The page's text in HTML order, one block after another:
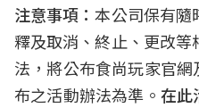
注意事項：本公司保有隨
釋及取消、終止、更改
法，將公布食尚玩家官
布之活動辦法為準。 在此